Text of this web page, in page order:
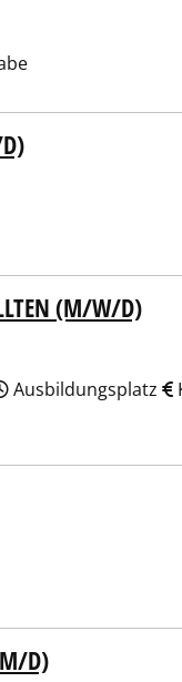
(M/W/D)
Ausbildungsplatz
M/D)